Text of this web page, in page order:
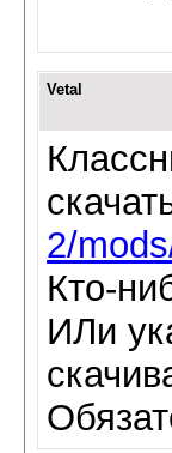
Vetal
2/
Кто-
ИЛи